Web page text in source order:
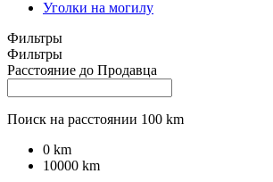
Уголки на могилу
Фильтры
Фильтры
Расстояние до Продавца
Поиск на расстоянии 100 km
0 km
10000 km